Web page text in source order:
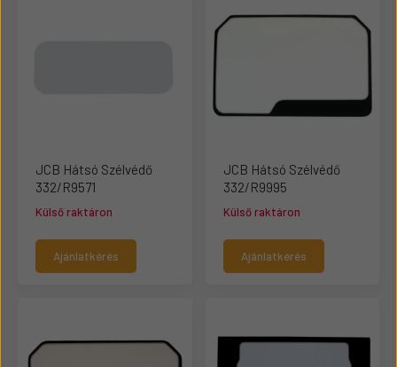
JCB Hátsó Szélvédő
332/R9571
Külső raktáron
Ajánlatkérés
JCB Hátsó Szélvédő
332/R9995
Külső raktáron
Ajánlatkérés